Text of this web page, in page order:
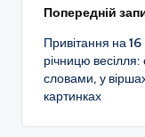
по
запису
Попередній
Привітання на 16
річницю весілля:
словами, у
картинках